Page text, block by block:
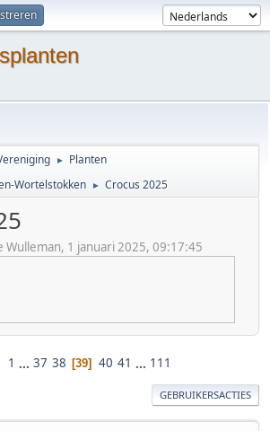
► Planten
Wortelstokken ► Crocus 2025
Wulleman, 1 januari 2025, 09:17:45
1 ... 37 38 39 40 41 ... 111
GEBRUIKERSACTIES